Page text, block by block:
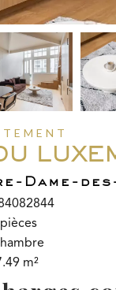
Dame-
m²